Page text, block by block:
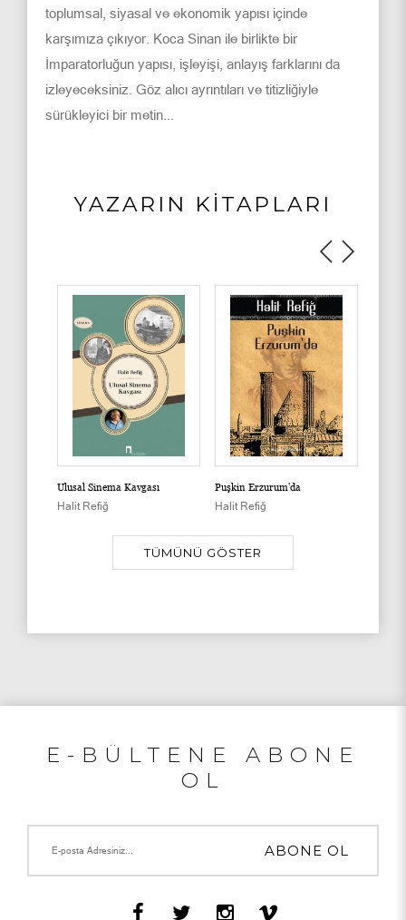
toplumsal, siyasal ve ekonomik yapısı içinde
karşımıza çıkıyor. Koca Sinan ile birlikte bir
İmparatorluğun yapısı, işleyişi, anlayış farklarını da
izleyeceksiniz. Göz alıcı ayrıntıları ve titizliğiyle
sürükleyici bir metin...
YAZARIN KİTAPLARI
Ulusal Sinema Kavgası
Halit Refiğ
Puşkin Erzurum'da
Halit Refiğ
TÜMÜNÜ GÖSTER
E-BÜLTENE ABONE
OL